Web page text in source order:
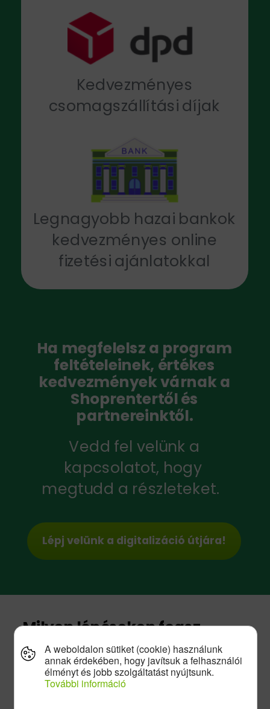
A weboldalon sütiket (cookie) használunk
annak érdekében, hogy javítsuk a felhasználói
élményt és jobb szolgáltatást nyújtsunk.
További információ
Ha megfelelsz a program
feltételeinek, értékes
kedvezmények várnak a
Shoprentertől és
partnereinktől.
Vedd fel velünk a
kapcsolatot, hogy
megtudd a részleteket.
Lépj velünk a digitalizáció útjára!
Kedvezményes
csomagszállítási díjak
Legnagyobb hazai bankok
kedvezményes online
fizetési ajánlatokkal
Töltsd ki a regisztrációs
Milyen lépéseken fogsz
végigmenni?